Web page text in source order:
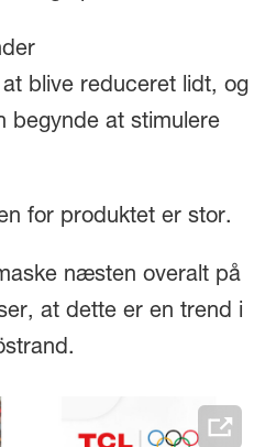
blive reduceret lidt, og
begynde at stimulere
for produktet er stor.
næsten overalt på
at dette er en trend i